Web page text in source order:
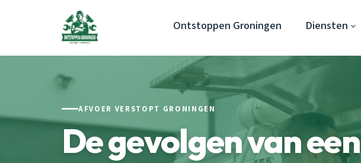
Ontstoppen Groningen Diensten
AFVOER VERSTOPT GRONINGEN
De gevolgen van een